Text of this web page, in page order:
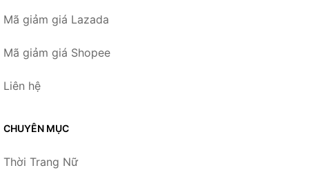
Mã giảm giá Lazada
Mã giảm giá Shopee
Liên hệ
CHUYÊN MỤC
Thời Trang Nữ